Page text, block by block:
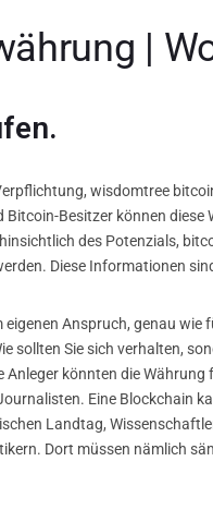
|
wisdomtree
Besitzer können
des Potenzials,
Diese Informationen
Anspruch, genau
sollten Sie sich verhalten,
könnten die
Eine Blockchain
Landtag,
Dort müssen nämlich